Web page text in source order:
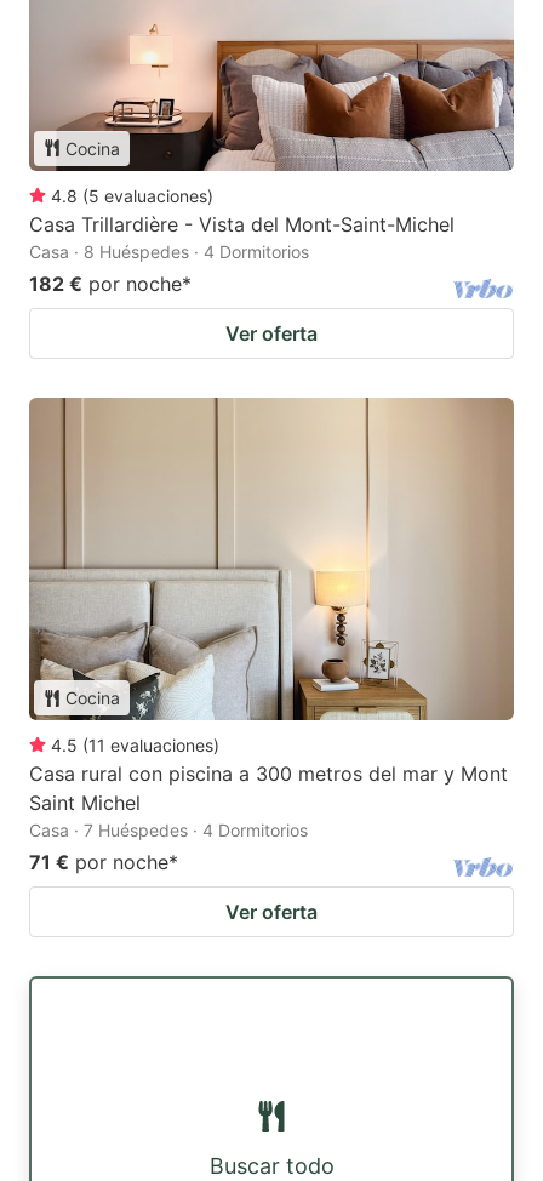
Cocina
4.8 (5 evaluaciones)
Casa Trillardière - Vista del Mont-Saint-Michel
Casa · 8 Huéspedes · 4 Dormitorios
182 € por noche*
Ver oferta
Cocina
4.5 (11 evaluaciones)
Casa rural con piscina a 300 metros del mar y Mont
Saint Michel
Casa · 7 Huéspedes · 4 Dormitorios
71 € por noche*
Ver oferta
Buscar todo